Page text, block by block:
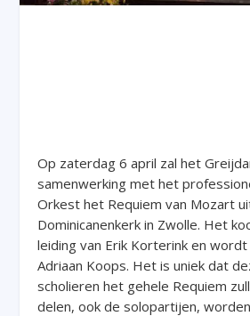
Op zaterdag 6 april zal het
samenwerking met het
Orkest het Requiem van Mozart
Dominicanenkerk in Zwolle. Het
leiding van Erik Korterink en
Adriaan Koops. Het is uniek dat
scholieren het gehele Requiem
delen, ook de solopartijen,